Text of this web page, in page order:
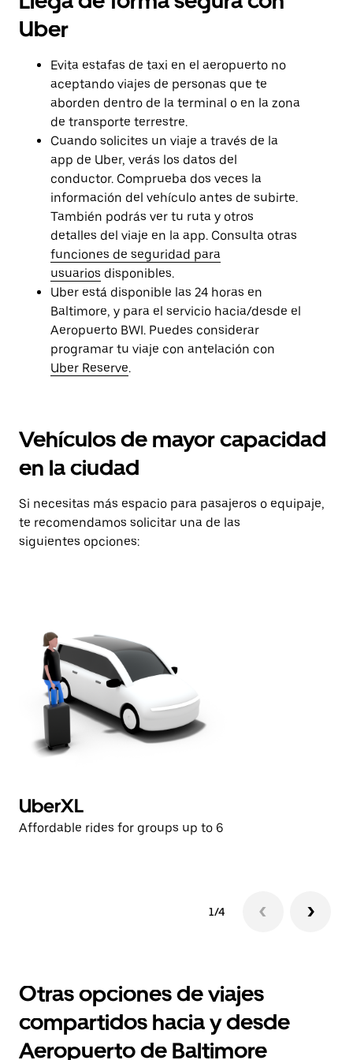
Uber
Evita estafas de taxi en el aeropuerto no
aceptando viajes de personas que te
aborden dentro de la terminal o en la zona
de transporte terrestre.
Cuando solicites un viaje a través de la
app de Uber, verás los datos del
conductor. Comprueba dos veces la
información del vehículo antes de subirte.
También podrás ver tu ruta y otros
detalles del viaje en la app. Consulta otras
funciones de seguridad para
usuarios disponibles.
Uber está disponible las 24 horas en
Baltimore, y para el servicio hacia/desde el
Aeropuerto BWI. Puedes considerar
programar tu viaje con antelación con
Uber Reserve.
Vehículos de mayor capacidad
en la ciudad
Si necesitas más espacio para pasajeros o equipaje,
te recomendamos solicitar una de las
siguientes opciones:
UberXL
Affordable rides for groups up to 6
1/4
Otras opciones de viajes
compartidos hacia y desde
Aeropuerto de Baltimore